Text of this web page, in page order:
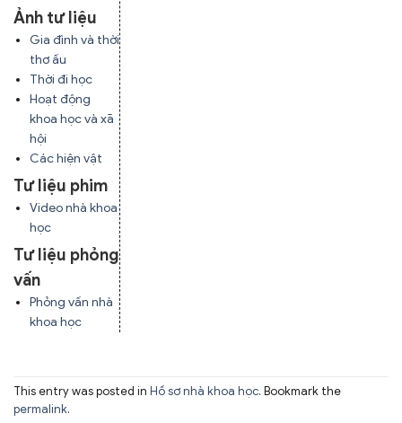
Ảnh tư liệu
Gia đình và thời
thơ ấu
Thời đi học
Hoạt động
khoa học và xã
hội
Các hiện vật
Tư liệu phim
Video nhà khoa
học
Tư liệu phỏng
vấn
Phỏng vấn nhà
khoa học
This entry was posted in Hồ sơ nhà khoa học. Bookmark the
permalink.